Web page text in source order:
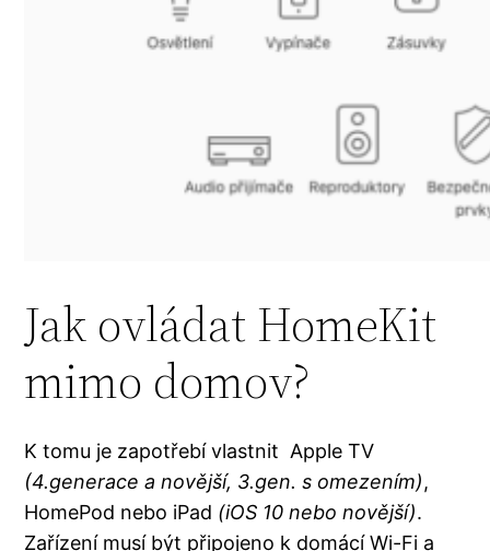
Jak ovládat HomeKit
mimo domov?
K tomu je zapotřebí vlastnit Apple TV
(4.generace a novější, 3.gen. s omezením),
HomePod nebo iPad (iOS 10 nebo novější).
Zařízení musí být připojeno k domácí Wi-Fi a